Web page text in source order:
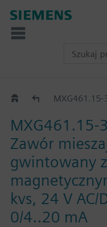
MXG461..MXG461.15-
MXG461.15-
Zawór
gwintowany
kvs, 24 V AC/
0/4..20 mA